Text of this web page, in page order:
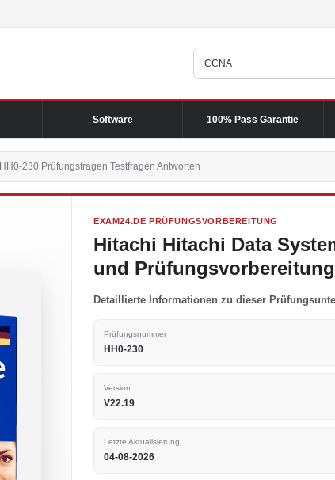
Software 100% Pass Garantie
HH0-230 Prüfungsfragen Testfragen Antworten
EXAM24.DE PRÜFUNGSVORBEREITUNG
Hitachi Hitachi Data
und
Detaillierte Informationen zu dieser
Prüfungsnummer
HH0-230
Version
V22.19
Letzte Aktualisierung
04-08-2026